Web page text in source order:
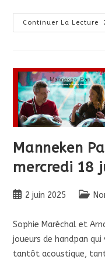
Continuer La Lecture
À
Manneken
mercredi 18
Publication
2 juin 2025
Post
Sophie Maréchal et
joueurs de handpan
tantôt acoustique,